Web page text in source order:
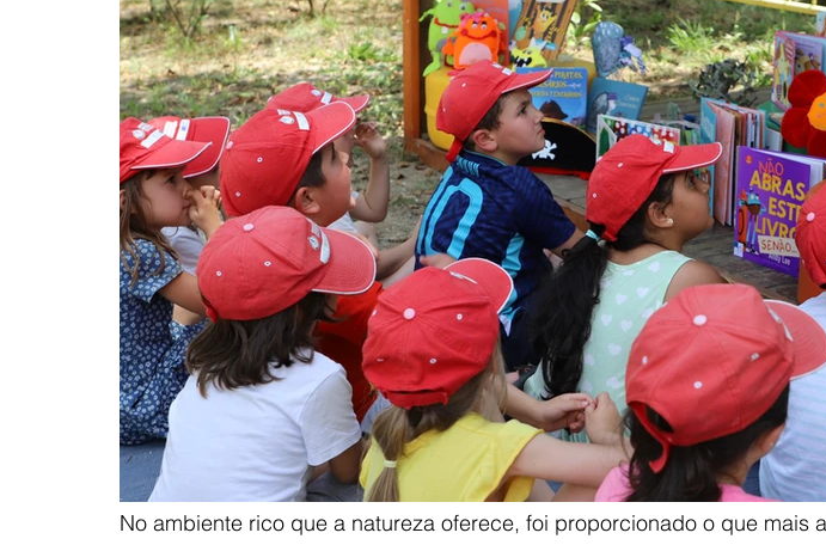
No ambiente rico que a natureza oferece, foi proporcionado o que mais